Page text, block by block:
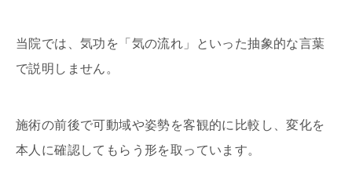
当院では、気功を「気の流れ」といった抽象的な言葉
で説明しません。
施術の前後で可動域や姿勢を客観的に比較し、変化を
本人に確認してもらう形を取っています。